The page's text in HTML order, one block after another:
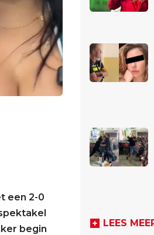
een 2-0
begin
LEES